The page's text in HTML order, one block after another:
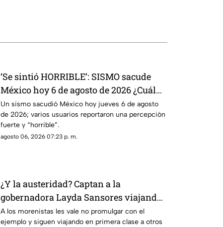
‘Se sintió HORRIBLE’: SISMO sacude
México hoy 6 de agosto de 2026 ¿Cuál
fue la magnitud?
Un sismo sacudió México hoy jueves 6 de agosto
de 2026; varios usuarios reportaron una percepción
fuerte y “horrible”.
agosto 06, 2026 07:23 p. m.
¿Y la austeridad? Captan a la
gobernadora Layda Sansores viajando
en primera clase a Madrid
A los morenistas les vale no promulgar con el
ejemplo y siguen viajando en primera clase a otros